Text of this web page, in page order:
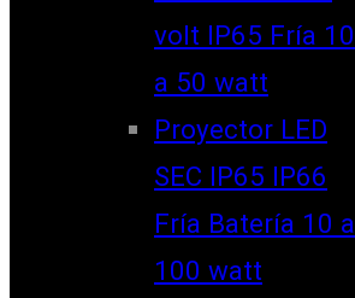
volt IP65 Fría 10
a 50 watt
Proyector LED
SEC IP65 IP66
Fría Batería 10 a
100 watt